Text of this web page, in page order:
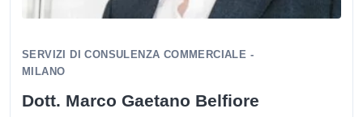
SERVIZI DI CONSULENZA COMMERCIALE -
MILANO
Dott. Marco Gaetano Belfiore